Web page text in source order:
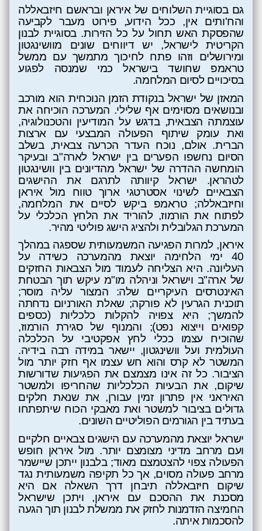
גם בסוגיית השלוחים של איראן ובראשם חיזבאללה
והח'ותים אין, ככל הידוע, פירוט מעבר לקביעה
שהפסקת האש תחול על כל הזירות. בסוגיית לבנון
הקריטית לישראל, יש דיווחים שונים מוושינגטון
ומירושלים וזהו פתח לחיכוך מתמשך עם ממשל
טראמפ שחושד בישראל כמי שמנסה לפגוע
בסיכויים לסיום המלחמה.
המאזן של ישראל בנקודת הזמן הנוכחית הוא מורכב
ובנושאים מסוימים אף שלילי. המערכה הוכיחה את
עוצמתה הצבאית, בדגש על המודיעין והטכנולוגיה,
ואת עומק שיתוף הפעולה המבצעי עם ארצות
הברית. אולם, נוכח העדר הכרעה צבאית, בשלב
הסיום נחשפו הפערים בין ישראל לארה"ב ובעיקר
הומחשה ההדרה של ישראל מהדיונים בין וושינגטון
לטהראן. ישראל קיוותה לתרגם את ההישגים
הצבאיים לשינוי אסטרטגי ארוך טווח מול איראן
וחיזבאללה; טראמפ ביקש לסיים את המלחמה,
לפתוח את הורמוז, להוריד את הלחץ הכלכלי על
המערכת הגלובלית ולהציג הישג פוליטי מהיר.
איראן, למרות הפגיעה המשמעותית שספגה במהלך
40 ימי הלחימה יוצאת מהמערכה כשידה על
העליונה. היא הצליחה לעמוד מול הצבאות החזקים
של ארה"ב וישראל וניהלה מו"מ עיקש תוך הבטחת
האינטרסים העיקריים שלה: המצור עליה מוסר;
תוכנית הגרעין לא פורקה; שאלת האורניום נדחתה
להמשך; היא צפויה להקלות כלכליות (כספים
קפואים וייצוא נפט); והמנוף של סגירת הורמוז,
שהוכיח עצמו ככלי לחץ אפקטיבי על הכלכלה
העולמית ועל וושינגטון, יישאר במידה רבה בידיה.
המשטר לא קרס והוא חש עצמו אף חזק יותר מול
הציבור. כל זה אינו מצמצם את הפגיעות שדורשות
שיקום, את הבעיות הכלכליות שהחריפו ולמשטר
האיראני אין פתרון זמין עבורן, את שנאת חלקים
גדולים בציבור למשטר ואת מאבקי הכוח שיתפתחו
בעתיד בין הגורמים הפוליטיים השונים.
ישראל יוצאת מהמערכה עם הישגים צבאיים חלקיים
ועם מרחב מדיני מצומצם יותר. מול איראן חופש
הפעולה צפוי להצטמצם מאוד; בלבנון ייתכן שיישמר
מרחב פעולה מסוים, אך כל תקיפה משמעותית נגד
שיקום חיזבאללה תיבחן דרך השאלה אם היא
מסכנת את ההסכם עם איראן, ויתכן שישראל
החמיצה הזדמנות לחזק את ממשלת לבנון תוך הגעה
להסכמות איתה.